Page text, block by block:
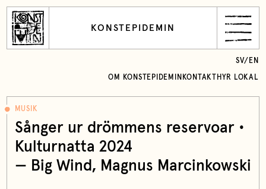
KONSTEPIDEMIN
OM KONSTEPIDEMIN KONTAKT HYR LOKAL
SV/ EN
MUSIK
Sånger ur drömmens reservoar •
Kulturnatta 2024
— Big Wind, Magnus Marcinkowski